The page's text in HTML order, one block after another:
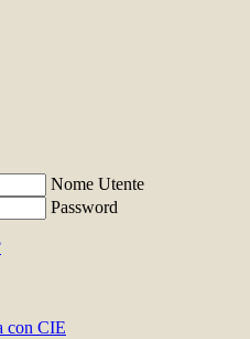
Nome Utente
Password
con CIE